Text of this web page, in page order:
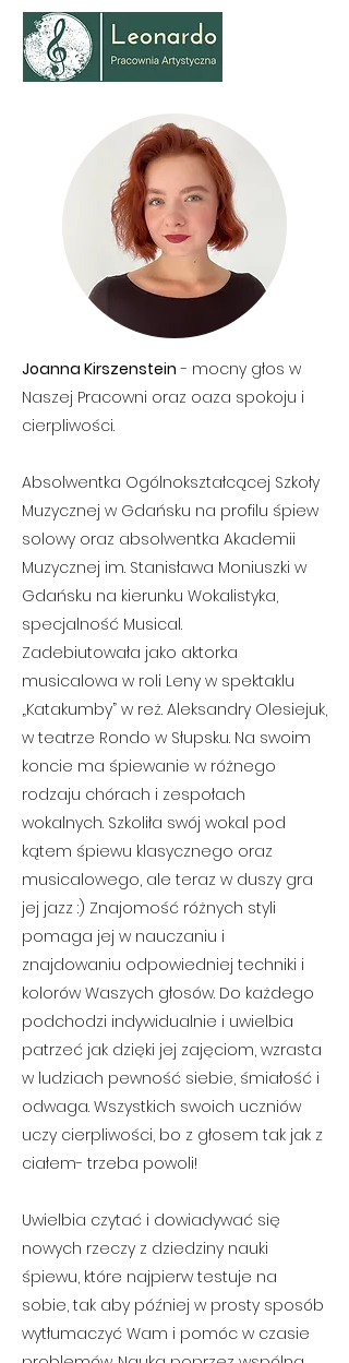
Joanna Kirszenstein - mocny głos w
Naszej Pracowni oraz oaza spokoju i
cierpliwości.
Absolwentka Ogólnokształcącej Szkoły
Muzycznej w Gdańsku na profilu śpiew
solowy oraz absolwentka Akademii
Muzycznej im. Stanisława Moniuszki w
Gdańsku na kierunku Wokalistyka,
specjalność Musical.
Zadebiutowała jako aktorka
musicalowa w roli Leny w spektaklu
„Katakumby” w reż. Aleksandry Olesiejuk,
w teatrze Rondo w Słupsku. Na swoim
koncie ma śpiewanie w różnego
rodzaju chórach i zespołach
wokalnych. Szkoliła swój wokal pod
kątem śpiewu klasycznego oraz
musicalowego, ale teraz w duszy gra
jej jazz :) Znajomość różnych styli
pomaga jej w nauczaniu i
znajdowaniu odpowiedniej techniki i
kolorów Waszych głosów. Do każdego
podchodzi indywidualnie i uwielbia
patrzeć jak dzięki jej zajęciom, wzrasta
w ludziach pewność siebie, śmiałość i
odwaga. Wszystkich swoich uczniów
uczy cierpliwości, bo z głosem tak jak z
ciałem- trzeba powoli!
Uwielbia czytać i dowiadywać się
nowych rzeczy z dziedziny nauki
śpiewu, które najpierw testuje na
sobie, tak aby później w prosty sposób
wytłumaczyć Wam i pomóc w czasie